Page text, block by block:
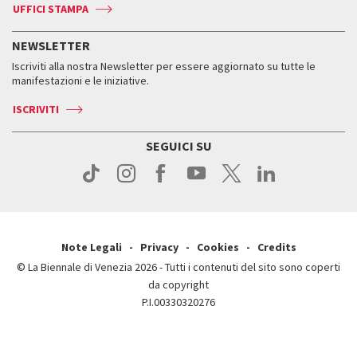
Press
Accrediti
Come raggiungerci
Accrediti
Come raggiungerci
Contatti
Press
Press
Edizioni passate
Orari e sedi
Biglietti
Servizi al pubblico
Come raggiungerci
Contatti
ASAC DATI
Storia
Orari e sedi
UFFICI STAMPA
NEWSLETTER
Iscriviti alla nostra Newsletter per essere aggiornato su tutte le
manifestazioni e le iniziative.
ISCRIVITI
SEGUICI SU
Note Legali Privacy Cookies
Credits
© La Biennale di Venezia 2026 - Tutti i contenuti del sito sono coperti
da copyright
P.I.00330320276